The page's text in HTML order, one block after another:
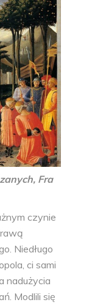
Fra
czynie
Niedługo
ci sami
nadużycia
Modlili się